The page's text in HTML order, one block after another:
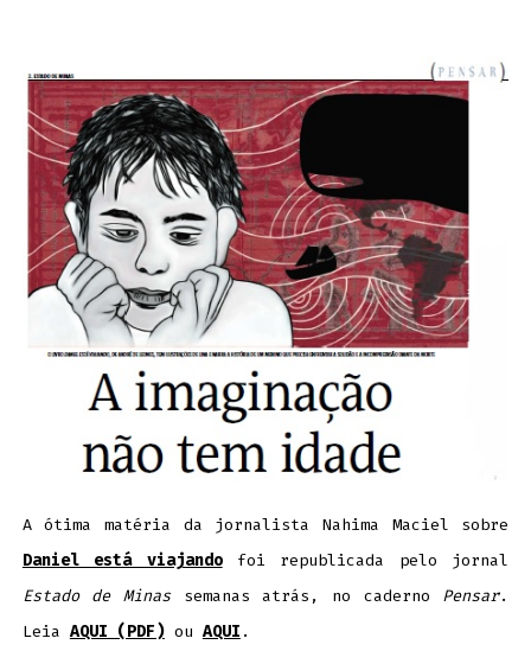
A ótima matéria da jornalista Nahima Maciel sobre
Daniel está viajandofoi republicada pelo jornal
Estado de Minassemanas atrás, no caderno Pensar.
Leia AQUI (PDF)ou AQUI .